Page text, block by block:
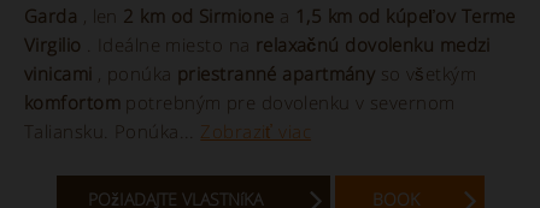
Garda , len 2 km od Sirmione a 1,5 km od kúpeľov Terme
Virgilio . Ideálne miesto na relaxačnú dovolenku medzi
vinicami , ponúka priestranné apartmány so všetkým
komfortom potrebným pre dovolenku v severnom
Taliansku. Ponúka... Zobraziť viac
POžIADAJTE VLASTNíKA BOOK